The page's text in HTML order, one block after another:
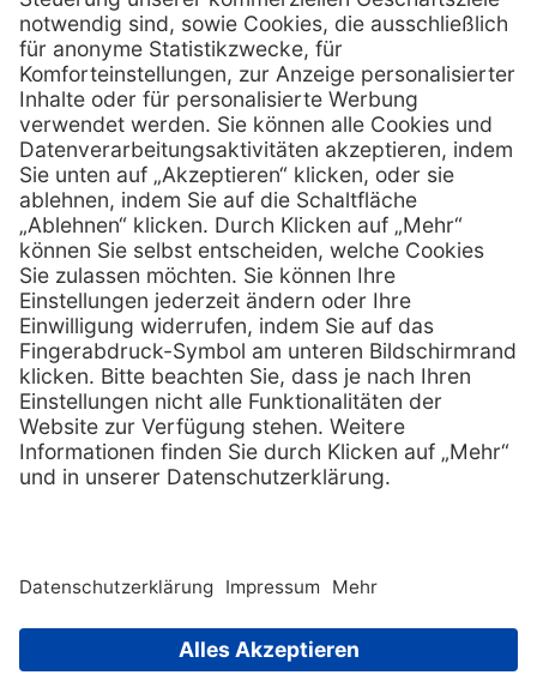
A-1120 Wien
01 / 718 19 61 99
Telefax:01 / 718 19 61 23
E-Mail: info @ henryscheinmed.at
Services
Vorteile
Eigenmarke
Leasing
Technischer Service
Kataloge / Downloads
Hilfe
FAQs
Kontakt
Außendienst
Lob & Kritik
Retoure anmelden
Zertifikat Rechtliches
Impressum
Supplier code of
Copyright © 2026 Henry Schein